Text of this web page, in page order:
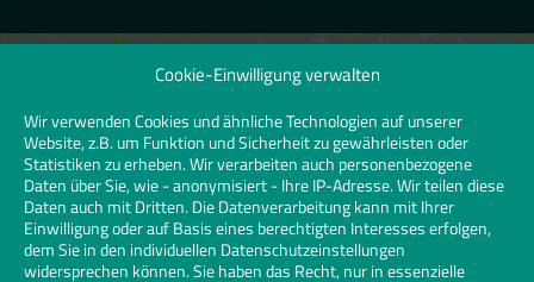
Cookie-Einwilligung verwalten
Wir verwenden Cookies und ähnliche Technologien auf unserer
Website, z.B. um Funktion und Sicherheit zu gewährleisten oder
Statistiken zu erheben. Wir verarbeiten auch personenbezogene
Daten über Sie, wie - anonymisiert - Ihre IP-Adresse. Wir teilen diese
Daten auch mit Dritten. Die Datenverarbeitung kann mit Ihrer
Einwilligung oder auf Basis eines berechtigten Interesses erfolgen,
dem Sie in den individuellen Datenschutzeinstellungen
widersprechen können. Sie haben das Recht, nur in essenzielle
Klicken Sie hier, um Marketing-Cookies zu
akzeptieren und diesen Inhalt zu
aktivieren | Click to accept marketing
cookies and enable this content